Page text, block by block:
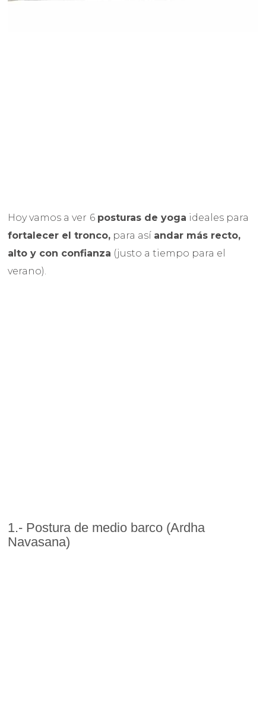
Hoy vamos a ver 6 posturas de yoga ideales para
fortalecer el tronco, para así andar más recto,
alto y con confianza (justo a tiempo para el
verano).
1.- Postura de medio barco (Ardha
Navasana)